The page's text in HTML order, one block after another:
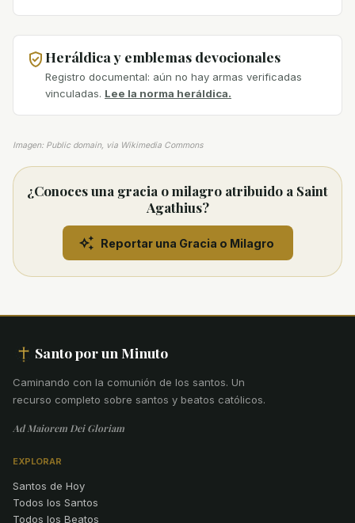
Heráldica y emblemas devocionales
Registro documental: aún no hay armas verificadas
vinculadas. Lee la norma heráldica.
Imagen: Public domain, via Wikimedia Commons
¿Conoces una gracia o milagro atribuido a Saint
Agathius?
Reportar una Gracia o Milagro
Santo por un Minuto
Caminando con la comunión de los santos. Un
recurso completo sobre santos y beatos católicos.
Ad Maiorem Dei Gloriam
EXPLORAR
Santos de Hoy
Todos los Santos
Todos los Beatos